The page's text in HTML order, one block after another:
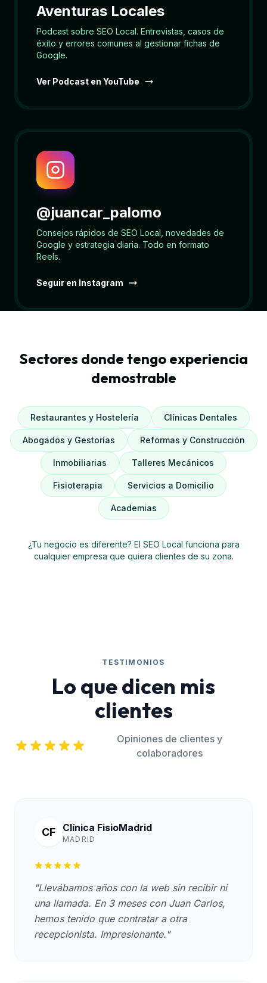
Aventuras Locales
Podcast sobre SEO Local. Entrevistas, casos de
éxito y errores comunes al gestionar fichas de
Google.
Ver Podcast en YouTube
@juancar_palomo
Consejos rápidos de SEO Local, novedades de
Google y estrategia diaria. Todo en formato
Reels.
Seguir en Instagram
Sectores donde tengo experiencia
demostrable
Restaurantes y Hostelería Clínicas Dentales
Abogados y Gestorías Reformas y Construcción
Inmobiliarias Talleres Mecánicos
Fisioterapia Servicios a Domicilio
Academias
¿Tu negocio es diferente? El SEO Local funciona para
cualquier empresa que quiera clientes de su zona.
TESTIMONIOS
Lo que dicen mis
clientes
Opiniones de clientes y
colaboradores
CF Clínica FisioMadrid
MADRID
"Llevábamos años con la web sin recibir ni
una llamada. En 3 meses con Juan Carlos,
hemos tenido que contratar a otra
recepcionista. Impresionante."